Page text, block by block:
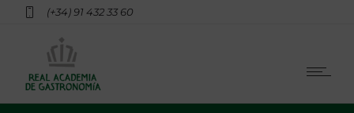
(+34) 91 432 33 60